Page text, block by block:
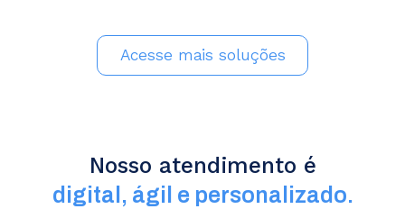
Acesse mais soluções
Nosso atendimento é
digital, ágil e personalizado.